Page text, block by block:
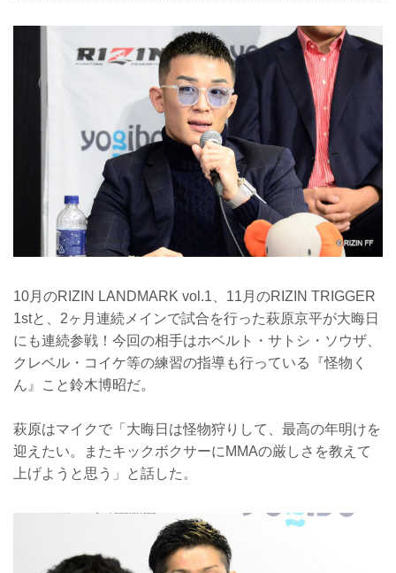
10月のRIZIN LANDMARK vol.1、11月のRIZIN TRIGGER
1stと、2ヶ月連続メインで試合を行った萩原京平が大晦日
にも連続参戦！今回の相手はホベルト・サトシ・ソウザ、
クレベル・コイケ等の練習の指導も行っている『怪物く
ん』こと鈴木博昭だ。
萩原はマイクで「大晦日は怪物狩りして、最高の年明けを
迎えたい。またキックボクサーにMMAの厳しさを教えて
上げようと思う」と話した。